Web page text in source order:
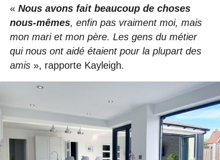
« Nous avons fait beaucoup de choses
nous-mêmes, enfin pas vraiment moi, mais
mon mari et mon père. Les gens du métier
qui nous ont aidé étaient pour la plupart des
amis », rapporte Kayleigh.